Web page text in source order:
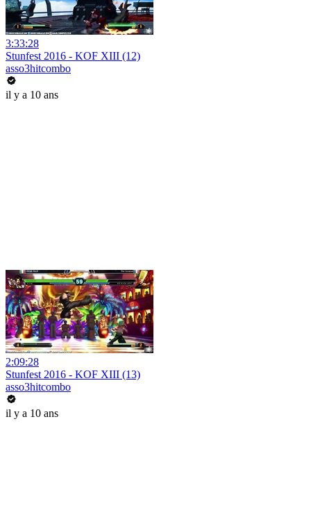
3:33:28
Stunfest 2016 - KOF XIII (12)
asso3hitcombo
il y a 10 ans
2:09:28
Stunfest 2016 - KOF XIII (13)
asso3hitcombo
il y a 10 ans